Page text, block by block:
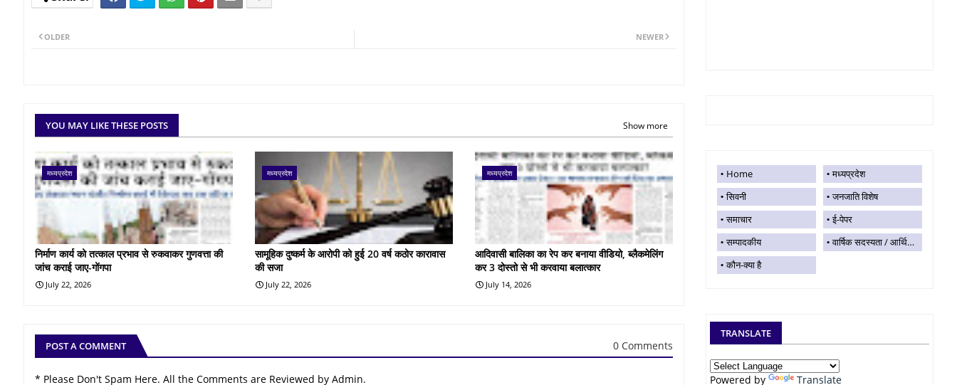
NEWER
OLDER
YOU MAY LIKE THESE POSTS Show more
मध्यप्रदेश
निर्माण कार्य को तत्काल प्रभाव से रुकवाकर गुणवत्ता की
जांच कराई जाए-गोंगपा
July 22, 2026
मध्यप्रदेश
सामूहिक दुष्कर्म के आरोपी को हुई 20 वर्ष कठोर कारावास
की सजा
July 22, 2026
मध्यप्रदेश
आदिवासी बालिका का रेप कर बनाया वीडियो, ब्लैकमेलिंग
कर 3 दोस्तो से भी करवाया बलात्कार
July 14, 2026
POST A COMMENT 0 Comments
* Please Don't Spam Here. All the Comments are Reviewed by Admin.
Home
मध्यप्रदेश
सिवनी
जनजाति विशेष
समाचार
ई-पेपर
सम्पादकीय
वार्षिक सदस्यता / आर्थिक सहयोग
कौन-क्या है
TRANSLATE
Powered by Translate